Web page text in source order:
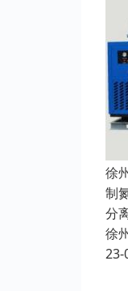
徐
制
分
徐
23-